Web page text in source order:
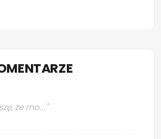
że mo..."